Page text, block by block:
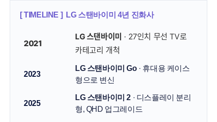
[ TIMELINE ] LG 스탠바이미 4년 진화사
2021
LG 스탠바이미 · 27인치 무선 TV로
카테고리 개척
2023
LG 스탠바이미 Go· 휴대용 케이스
형으로 변신
2025
LG 스탠바이미 2 · 디스플레이 분리
형, QHD 업그레이드